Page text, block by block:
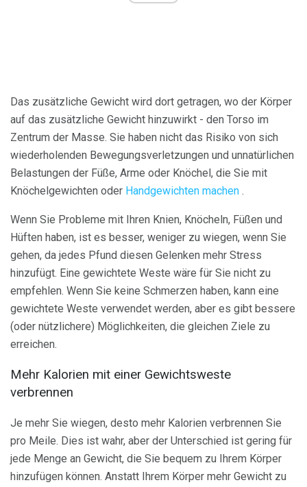
Das zusätzliche Gewicht wird dort getragen, wo der Körper
auf das zusätzliche Gewicht hinzuwirkt - den Torso im
Zentrum der Masse. Sie haben nicht das Risiko von sich
wiederholenden Bewegungsverletzungen und unnatürlichen
Belastungen der Füße, Arme oder Knöchel, die Sie mit
Knöchelgewichten oder Handgewichten machen .
Wenn Sie Probleme mit Ihren Knien, Knöcheln, Füßen und
Hüften haben, ist es besser, weniger zu wiegen, wenn Sie
gehen, da jedes Pfund diesen Gelenken mehr Stress
hinzufügt. Eine gewichtete Weste wäre für Sie nicht zu
empfehlen. Wenn Sie keine Schmerzen haben, kann eine
gewichtete Weste verwendet werden, aber es gibt bessere
(oder nützlichere) Möglichkeiten, die gleichen Ziele zu
erreichen.
Mehr Kalorien mit einer Gewichtsweste
verbrennen
Je mehr Sie wiegen, desto mehr Kalorien verbrennen Sie
pro Meile. Dies ist wahr, aber der Unterschied ist gering für
jede Menge an Gewicht, die Sie bequem zu Ihrem Körper
hinzufügen können. Anstatt Ihrem Körper mehr Gewicht zu